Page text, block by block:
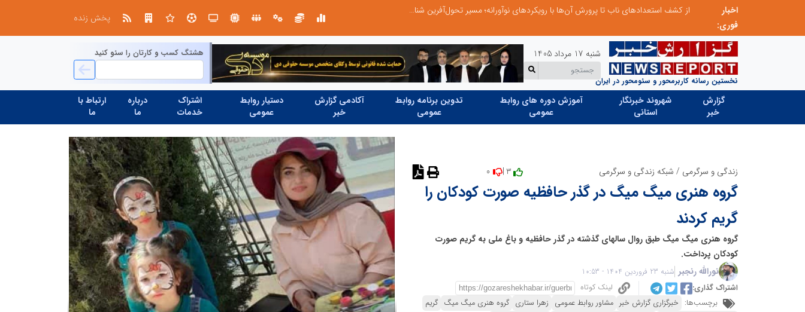
اخبار
فوری:
از کشف استعدادهای ناب تا پرورش آن‌ها با رویکردهای نوآورانه؛ مسیر تحول‌آفرین شنای ایران در سطح جهانی
پخش زنده
نخستین رسانه کاربرمحور و سئومحور در ایران
شنبه 17 مرداد 1405 هشتگ کسب و کارتان را سئو کنید
گزارش
خبر
شهروند خبرنگار
استانی
آموزش دوره های روابط
عمومی
تدوین برنامه روابط
عمومی
آکادمی گزارش
خبر
دستیار روابط
عمومی
اشتراک
خدمات
درباره
ما
ارتباط با
ما
زندگی و سرگرمی / شبکه زندگی و سرگرمی 3 |
گروه هنری میگ میگ در گذر حافظیه صورت کودکان را
گریم کردند
گروه هنری میگ میگ طبق روال سالهای گذشته در گذر حافظیه و باغ ملی به گریم صورت
کودکان پرداخت.
نورالله رنجبر شنبه 23 فروردین 1404 - 10:53
اشتراک گذاری:
لینک کوتاه
برچسب‌ها: خبرگزاری گزارش خبر مشاور روابط عمومی زهرا ستاری گروه هنری میگ میگ گریم